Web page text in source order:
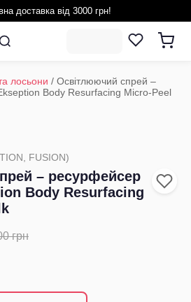
доставка від 3000 грн!
лосьони / Освітлюючий спрей –
Body Resurfacing Micro-Peel
FUSION)
– ресурфейсер
Body Resurfacing
грн